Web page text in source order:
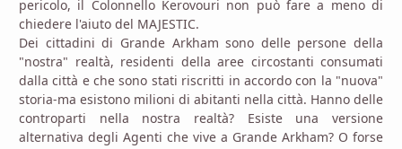
pericolo, il Colonnello Kerovouri non può fare a meno di
chiedere l'aiuto del MAJESTIC.
Dei cittadini di Grande Arkham sono delle persone della
"nostra" realtà, residenti della aree circostanti consumati
dalla città e che sono stati riscritti in accordo con la "nuova"
storia-ma esistono milioni di abitanti nella città. Hanno delle
controparti nella nostra realtà? Esiste una versione
alternativa degli Agenti che vive a Grande Arkham? O forse